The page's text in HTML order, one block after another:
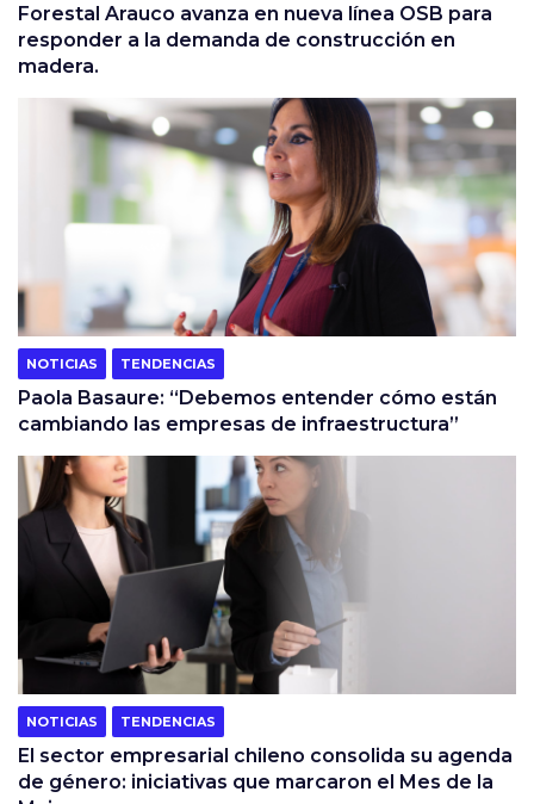
Forestal Arauco avanza en nueva línea OSB para
responder a la demanda de construcción en
madera.
NOTICIAS TENDENCIAS
Paola Basaure: “Debemos entender cómo están
cambiando las empresas de infraestructura”
NOTICIAS TENDENCIAS
El sector empresarial chileno consolida su agenda
de género: iniciativas que marcaron el Mes de la